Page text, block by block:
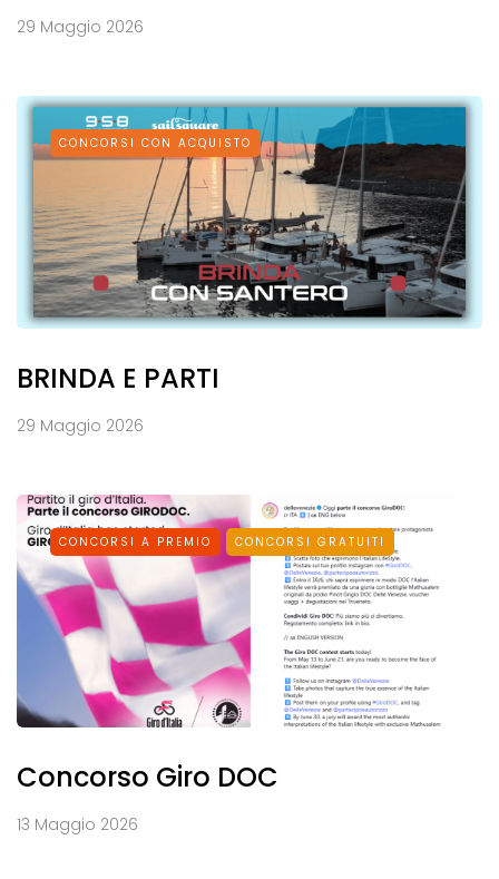
29 Maggio 2026
CONCORSI CON ACQUISTO
BRINDA E PARTI
29 Maggio 2026
CONCORSI A PREMIO CONCORSI GRATUITI
Concorso Giro DOC
13 Maggio 2026